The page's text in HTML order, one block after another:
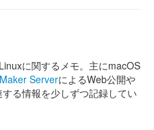
に関するメモ。主にmacOS
ServerによるWeb公開や
する情報を少しずつ記録してい